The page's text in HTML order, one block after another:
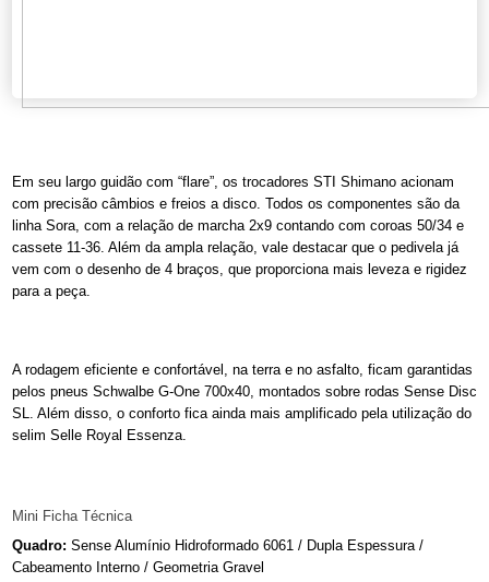
Em seu largo guidão com “flare”, os trocadores STI Shimano acionam
com precisão câmbios e freios a disco. Todos os componentes são da
linha Sora, com a relação de marcha 2x9 contando com coroas 50/34 e
cassete 11-36. Além da ampla relação, vale destacar que o pedivela já
vem com o desenho de 4 braços, que proporciona mais leveza e rigidez
para a peça.
A rodagem eficiente e confortável, na terra e no asfalto, ficam garantidas
pelos pneus Schwalbe G-One 700x40, montados sobre rodas Sense Disc
SL. Além disso, o conforto fica ainda mais amplificado pela utilização do
selim Selle Royal Essenza.
Mini Ficha Técnica
Quadro: Sense Alumínio Hidroformado 6061 / Dupla Espessura /
Cabeamento Interno / Geometria Gravel